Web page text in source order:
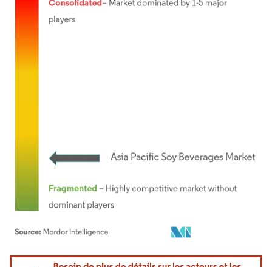
Image © Mordor Intelligence. La réutilisation nécessite une attribution sous CC BY